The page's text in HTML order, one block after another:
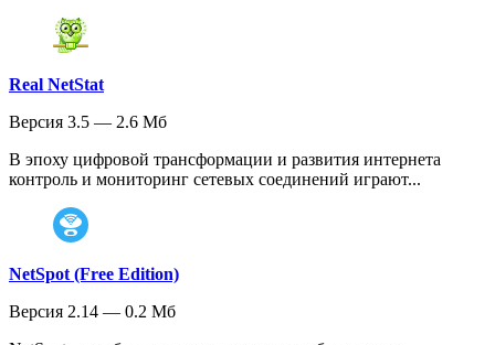
Real NetStat
Версия 3.5 — 2.6 Мб
В эпоху цифровой трансформации и развития интернета
контроль и мониторинг сетевых соединений играют...
NetSpot (Free Edition)
Версия 2.14 — 0.2 Мб